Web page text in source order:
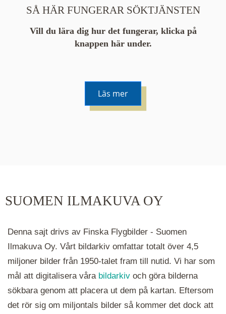
SÅ HÄR FUNGERAR SÖKTJÄNSTEN
Vill du lära dig hur det fungerar, klicka på
knappen här under.
Läs mer
hålla ned ctrl-tangenten och scrolla.
SUOMEN ILMAKUVA OY
Denna sajt drivs av Finska Flygbilder - Suomen
Ilmakuva Oy. Vårt bildarkiv omfattar totalt över 4,5
miljoner bilder från 1950-talet fram till nutid. Vi har som
mål att digitalisera våra bildarkiv och göra bilderna
sökbara genom att placera ut dem på kartan. Eftersom
det rör sig om miljontals bilder så kommer det dock att